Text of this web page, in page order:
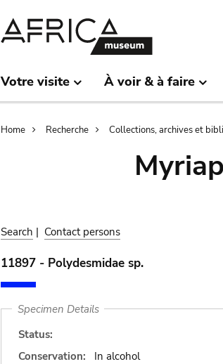
Votre visite À voir & à faire
Breadcrumb
Home Recherche Collections, archives et
Search | Contact persons
11897 - Polydesmidae sp.
Specimen Details
Status:
Conservation:
In alcohol